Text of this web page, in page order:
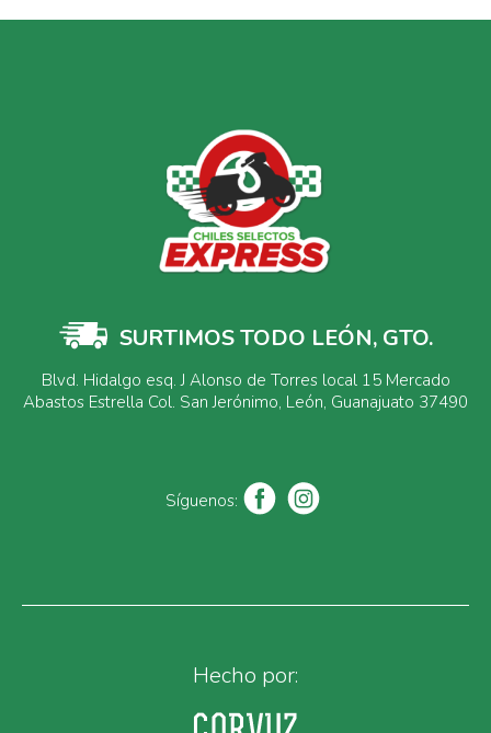
SURTIMOS TODO LEÓN, GTO.
Blvd. Hidalgo esq. J Alonso de Torres local 15 Mercado
Abastos Estrella Col. San Jerónimo, León, Guanajuato 37490
Síguenos:
Hecho por: